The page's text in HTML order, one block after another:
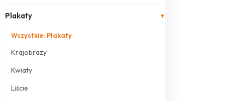
Plakaty ▾
Wszystkie: Plakaty
Krajobrazy
Kwiaty
Liście